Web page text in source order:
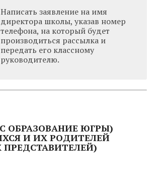
Написать заявление на имя
директора школы, указав номер
телефона, на который будет
производиться рассылка и
передать его классному
руководителю.